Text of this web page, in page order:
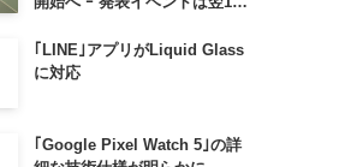
｢LINE｣アプリがLiquid Glass
に対応
｢Google Pixel Watch 5｣の詳